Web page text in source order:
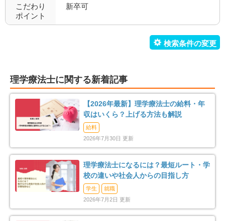
職場環境充実
15
車通勤可 12 転居のサポート充実
リハスタッフ複数在籍 27 経営が安定している 15
管理職募集 0
こだわり
ポイント
新卒可
理学療法士に関する新着記事
【2026年最新】理学療法士の給料・年
収はいくら？上げる方法も解説
給料
2026年7月30日 更新
理学療法士になるには？最短ルート・学
校の違いや社会人からの目指し方
学生
就職
2026年7月2日 更新